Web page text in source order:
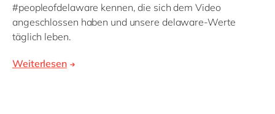
#peopleofdelaware kennen, die sich dem Video
angeschlossen haben und unsere delaware-Werte
täglich leben.
Weiterlesen